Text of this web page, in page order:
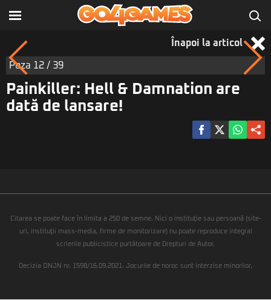
Înapoi la articol
Poza 12 / 39
Painkiller: Hell & Damnation are
dată de lansare!
Citarea se poate face în limita a 250 de semne. Nici o instituţie sau persoană (site-
uri, instituţii mass-media, firme de monitorizare) nu poate reproduce integral
scrierile publicistice purtătoare de Drepturi de Autor.
Decizia ONJN nr. 1598/16.09.2021. Jocurile de noroc sunt interzise minorilor.